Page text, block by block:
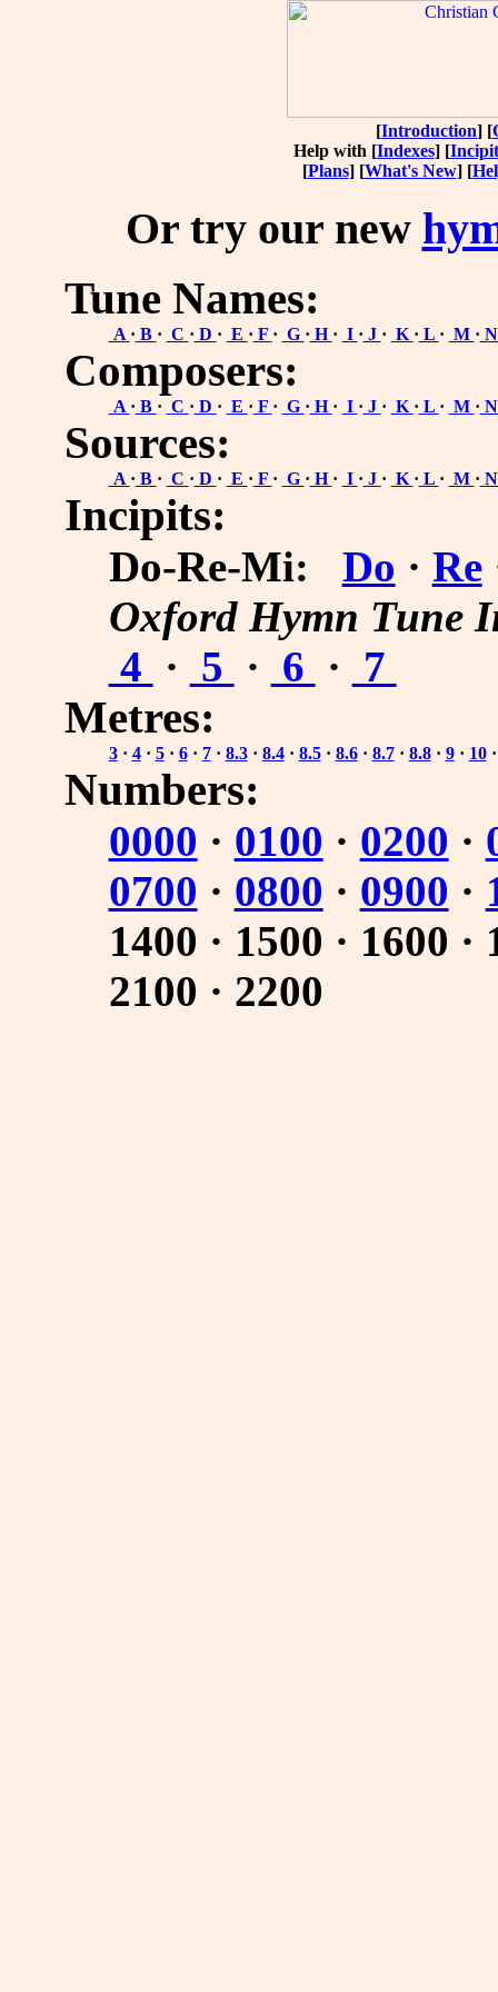
[Introduction] [
Help with [Indexes] [
[Plans] [What's New] [
Or try our new
Tune Names:
A · B · C · D · E · F · G · H · I · J · K · L · M ·
Composers:
A · B · C · D · E · F · G · H · I · J · K · L · M ·
Sources:
A · B · C · D · E · F · G · H · I · J · K · L · M ·
Incipits:
Do-Re-Mi: Do · Re
Oxford Hymn Tune
4 · 5 · 6 · 7
Metres:
3· 4· 5· 6· 7· 8.3· 8.4· 8.5· 8.6· 8.7· 8.8· 9· 10
Numbers:
0000 · 0100 · 0200 ·
0700 · 0800 · 0900 ·
1400 · 1500 · 1600 ·
2100 · 2200